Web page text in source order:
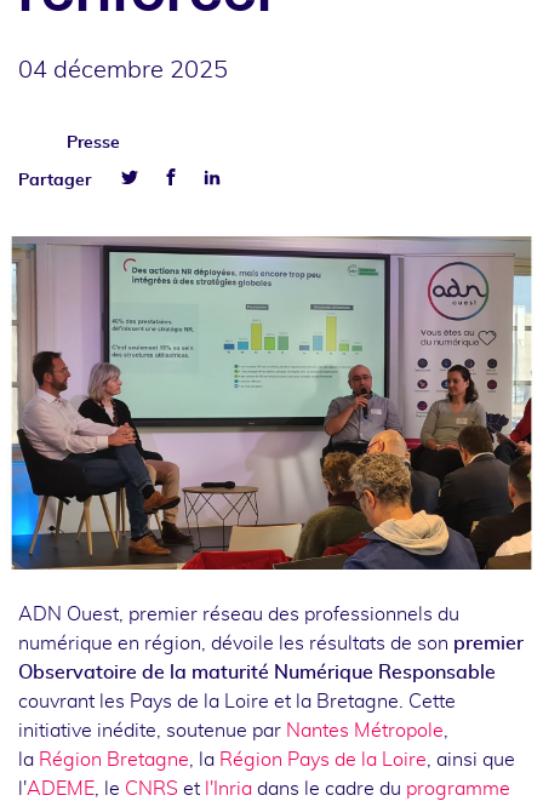
04 décembre 2025
Presse
Partager
FacebookLinkedin
ADN Ouest, premier réseau des professionnels du
numérique en région, dévoile les résultats de son premier
Observatoire de la maturité Numérique Responsable
couvrant les Pays de la Loire et la Bretagne. Cette
initiative inédite, soutenue par Nantes Métropole
la Région Bretagne , la Région Pays de la Loire , ainsi que
l'ADEME , le CNRS et l'Inria dans le cadre du programme